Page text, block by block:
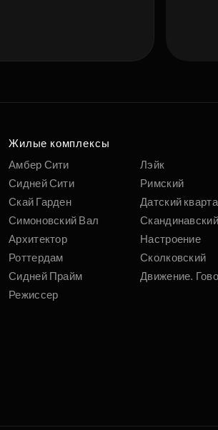
Жилые комплексы
Амбер Сити
Сидней Сити
Скай Гарден
Симоновский Вал
Архитектор
Роттердам
Сидней Прайм
Режиссер
Лэйк
Римский
Датский
Скандинавский
Настроение
Сколковский
Движение.